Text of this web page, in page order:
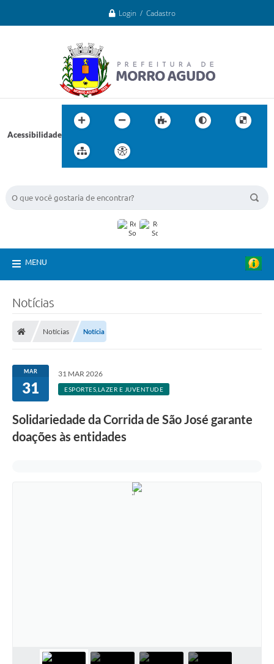
Login / Cadastro
Acessibilidade
MENU
Notícias
Notícias Notícia
MAR
31
31 MAR 2026
ESPORTES,LAZER E JUVENTUDE
Solidariedade da Corrida de São José garante
doações às entidades